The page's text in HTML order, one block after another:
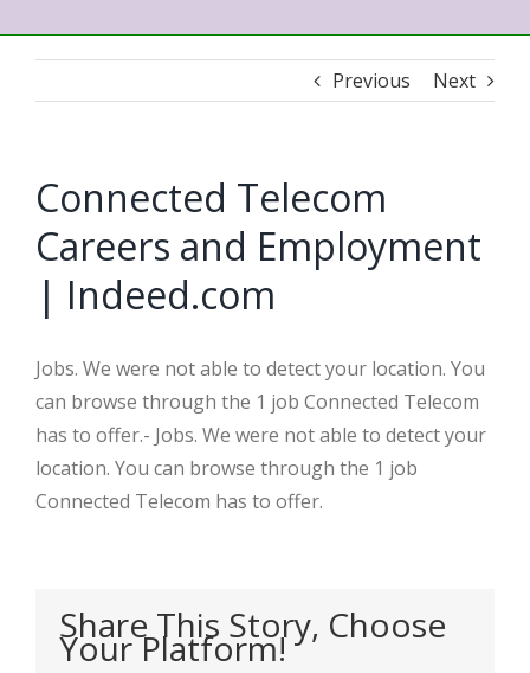
Previous Next
Connected Telecom
Careers and Employment
| Indeed.com
Jobs. We were not able to detect your location. You
can browse through the 1 job Connected Telecom
has to offer.- Jobs. We were not able to detect your
location. You can browse through the 1 job
Connected Telecom has to offer.
Share This Story, Choose
Your Platform!